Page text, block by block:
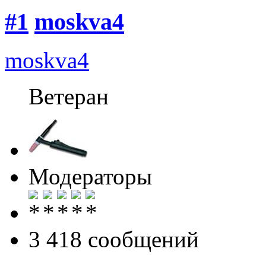
#1 moskva4
moskva4
Ветеран
Модераторы
3 418 cообщений